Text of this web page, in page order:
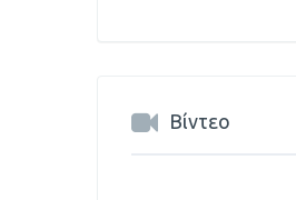
Βίντεο